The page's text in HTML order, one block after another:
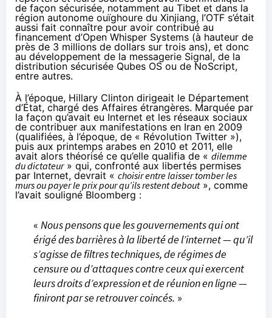
de façon sécurisée, notamment au Tibet et dans la
région autonome ouïghoure du Xinjiang, l’OTF s’était
aussi fait connaître pour avoir contribué au
financement d’Open Whisper Systems (à hauteur de
près de 3 millions de dollars sur trois ans), et donc
au développement de la messagerie Signal, de la
distribution sécurisée Qubes OSou de NoScript,
entre autres.
À l’époque, Hillary Clinton dirigeait le Département
d’État, chargé des Affaires étrangères. Marquée par
la façon qu’avait eu Internet et les réseaux sociaux
de contribuer aux manifestations en Iran en 2009
(qualifiées, à l’époque, de « Révolution Twitter »),
puis aux printemps arabes en 2010 et 2011, elle
avait alors théorisé ce qu’elle qualifia de « dilemme
du dictateur» qui, confronté aux libertés permises
par Internet, devrait « choisir entre laisser tomber les
murs ou payer le prix pour qu’ils restent debout», comme
l’avait souligné Bloomberg :
« Nous pensons que les gouvernements qui ont
érigé des barrières à la liberté de l’internet — qu’il
s’agisse de filtres techniques, de régimes de
censure ou d’attaques contre ceux qui exercent
leurs droits d’expression et de réunion en ligne —
finiront par se retrouver coincés. »